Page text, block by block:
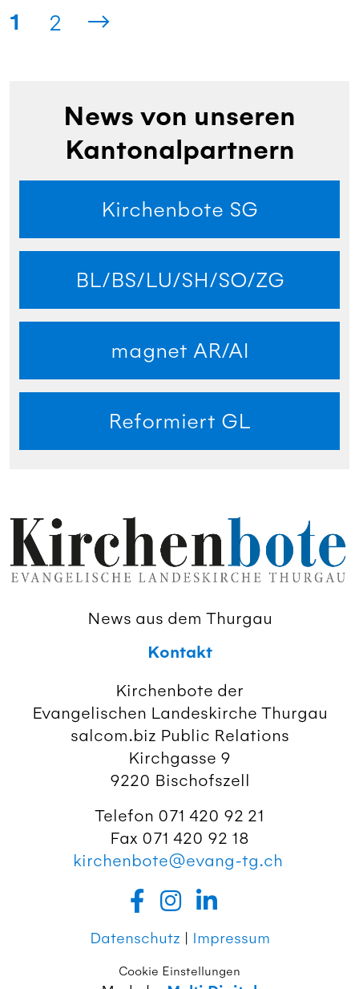
1 2
News von unseren
Kantonalpartnern
Kirchenbote SG
BL/BS/LU/SH/SO/ZG
magnet AR/AI
Reformiert GL
News aus dem Thurgau
Kontakt
Kirchenbote der
Evangelischen Landeskirche Thurgau
salcom.biz Public Relations
Kirchgasse 9
9220 Bischofszell
Telefon 071 420 92 21
Fax 071 420 92 18
kirchenbote@evang-tg.ch
Datenschutz | Impressum
Cookie Einstellungen